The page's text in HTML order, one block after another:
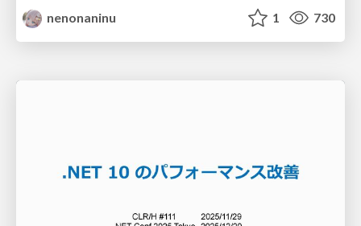
nenonaninu
1 730